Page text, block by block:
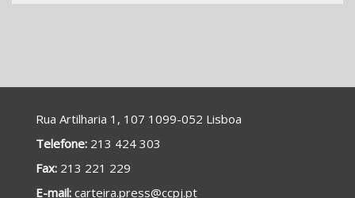
Rua Artilharia 1, 107 1099-052 Lisboa
Telefone: 213 424 303
Fax: 213 221 229
E-mail: carteira.press@ccpj.pt